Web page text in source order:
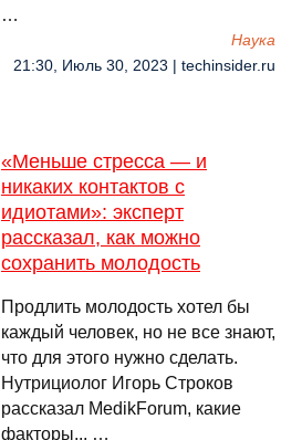
…
Наука
21:30, Июль 30, 2023 | techinsider.ru
«Меньше стресса — и
никаких контактов с
идиотами»: эксперт
рассказал, как можно
сохранить молодость
Продлить молодость хотел бы
каждый человек, но не все знают,
что для этого нужно сделать.
Нутрициолог Игорь Строков
рассказал MedikForum, какие
факторы... …